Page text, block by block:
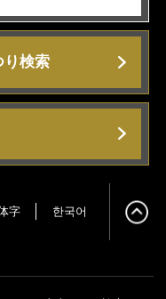
り検索
字 한국어